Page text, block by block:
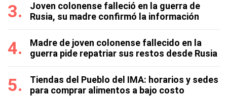
Joven colonense falleció en la guerra de
Rusia, su madre confirmó la información
Madre de joven colonense fallecido en la
guerra pide repatriar sus restos desde Rusia
Tiendas del Pueblo del IMA: horarios y sedes
para comprar alimentos a bajo costo